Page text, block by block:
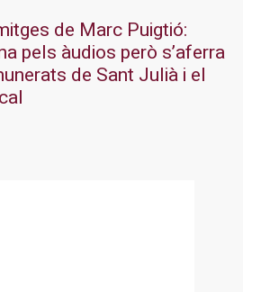
de Marc Puigtió:
pels àudios però s’aferra
de Sant Julià i el